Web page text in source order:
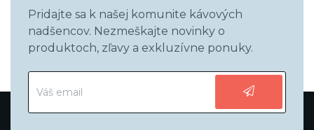
Pridajte sa k našej komunite kávových
nadšencov. Nezmeškajte novinky o
produktoch, zľavy a exkluzívne ponuky.